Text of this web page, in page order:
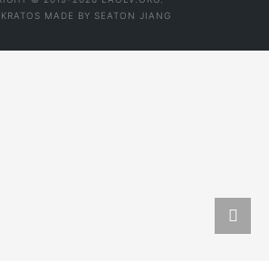
KRATOS MADE BY SEATON JIANG